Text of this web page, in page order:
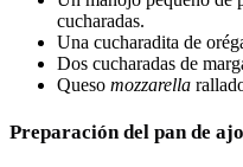
cucharadas.
Una cucharadita de
Dos cucharadas de
Queso mozzarella
Preparación del pan de ajo